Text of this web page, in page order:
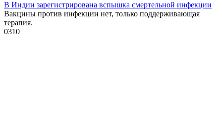
В Индии зарегистрирована вспышка смертельной инфекции
Вакцины против инфекции нет, только поддерживающая
терапия.
0310